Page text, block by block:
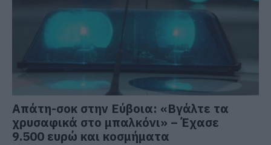
Απάτη-σοκ στην Εύβοια: «Βγάλτε τα
χρυσαφικά στο μπαλκόνι» – Έχασε
9.500 ευρώ και κοσμήματα